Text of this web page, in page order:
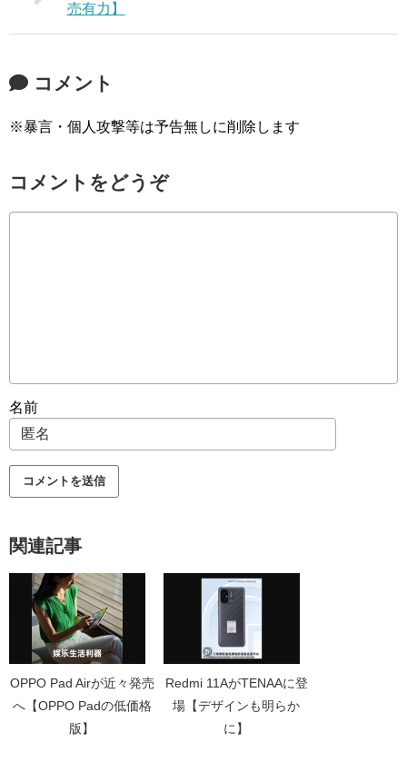
売有力】
コメント
※暴言・個人攻撃等は予告無しに削除します
コメントをどうぞ
名前
関連記事
OPPO Pad Airが近々発売
へ【OPPO Padの低価格
版】
Redmi 11AがTENAAに登
場【デザインも明らか
に】